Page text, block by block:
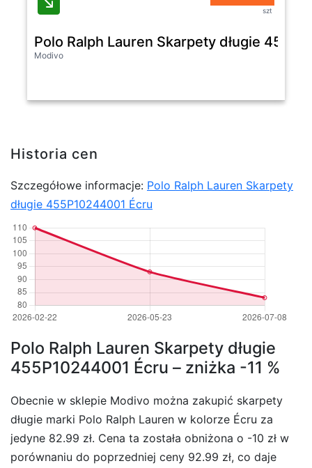
szt
Polo Ralph Lauren Skarpety długie
Modivo
Historia cen
Szczegółowe informacje: Polo Ralph Lauren Skarpety
długie 455P10244001 Écru
Polo Ralph Lauren Skarpety długie
455P10244001 Écru – zniżka -11 %
Obecnie w sklepie Modivo można zakupić skarpety
długie marki Polo Ralph Lauren w kolorze Écru za
jedyne 82.99 zł. Cena ta została obniżona o -10 zł w
porównaniu do poprzedniej ceny 92.99 zł, co daje